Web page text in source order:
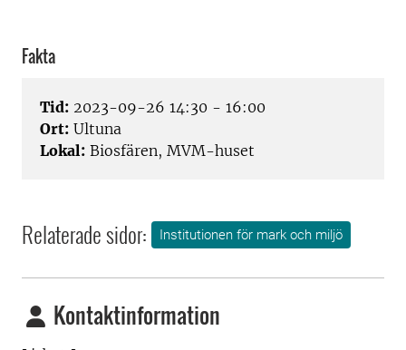
Fakta
Tid: 2023-09-26 14:30 - 16:00
Ort: Ultuna
Lokal: Biosfären, MVM-huset
Relaterade sidor: Institutionen för mark och miljö
Kontaktinformation